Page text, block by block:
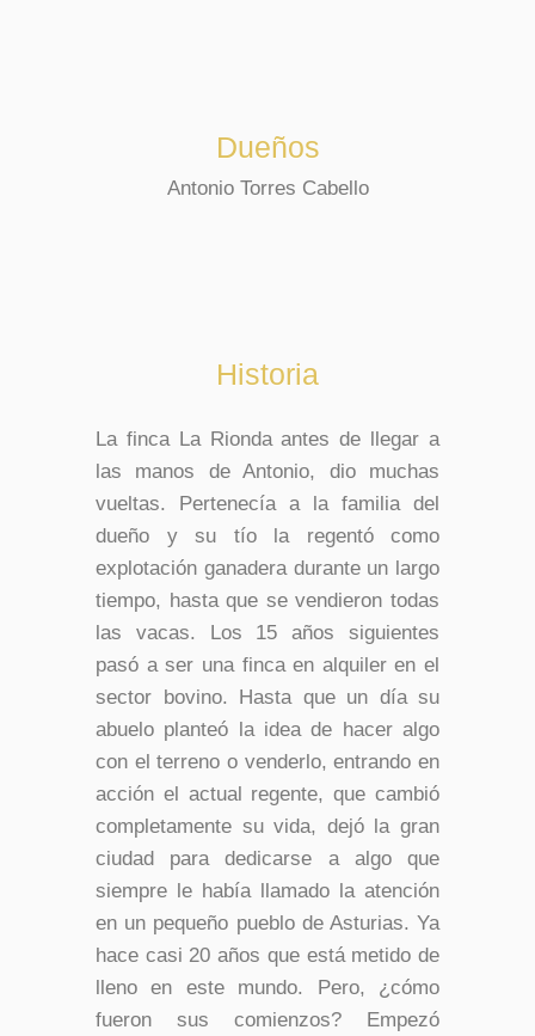
Dueños
Antonio Torres Cabello
Historia
La finca La Rionda antes de llegar a
las manos de Antonio, dio muchas
vueltas. Pertenecía a la familia del
dueño y su tío la regentó como
explotación ganadera durante un largo
tiempo, hasta que se vendieron todas
las vacas. Los 15 años siguientes
pasó a ser una finca en alquiler en el
sector bovino. Hasta que un día su
abuelo planteó la idea de hacer algo
con el terreno o venderlo, entrando en
acción el actual regente, que cambió
completamente su vida, dejó la gran
ciudad para dedicarse a algo que
siempre le había llamado la atención
en un pequeño pueblo de Asturias. Ya
hace casi 20 años que está metido de
lleno en este mundo. Pero, ¿cómo
fueron sus comienzos? Empezó